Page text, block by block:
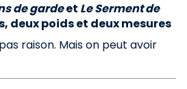
de gardeet Le Serment de
deux poids et deux mesures
raison. Mais on peut avoir